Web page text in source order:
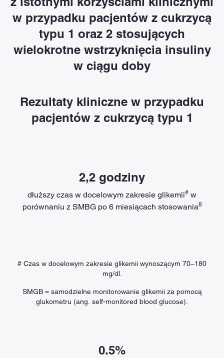
w przypadku pacjentów z cukrzycą
typu 1 oraz 2 stosujących
wielokrotne wstrzyknięcia insuliny
w ciągu doby
Rezultaty kliniczne w przypadku
pacjentów z cukrzycą typu 1
2,2 godziny
dłuższy czas w docelowym zakresie glikemii# w
porównaniu z SMBG po 6 miesiącach stosowania8
# Czas w docelowym zakresie glikemii wynoszącym 70–180
mg/dl.
SMGB = samodzielne monitorowanie glikemii za pomocą
glukometru (ang. self-monitored blood glucose).
0.5%